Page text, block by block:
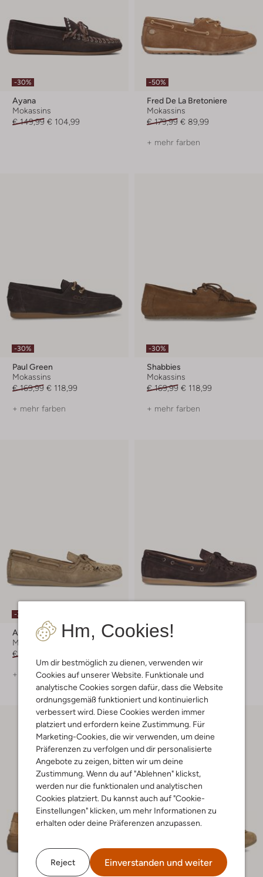
Hm, Cookies!
Um dir bestmöglich zu dienen, verwenden wir
Cookies auf unserer Website. Funktionale und
analytische Cookies sorgen dafür, dass die Website
ordnungsgemäß funktioniert und kontinuierlich
verbessert wird. Diese Cookies werden immer
platziert und erfordern keine Zustimmung. Für
Marketing-Cookies, die wir verwenden, um deine
Präferenzen zu verfolgen und dir personalisierte
Angebote zu zeigen, bitten wir um deine
Zustimmung. Wenn du auf "Ablehnen" klickst,
werden nur die funktionalen und analytischen
Cookies platziert. Du kannst auch auf "Cookie-
Einstellungen" klicken, um mehr Informationen zu
erhalten oder deine Präferenzen anzupassen.
Reject Einverstanden und weiter
-30%
Ayana
Mokassins
€ 149,99 € 104,99
-50%
Fred De La Bretoniere
Mokassins
€ 179,99 € 89,99
+ mehr farben
-30%
Paul Green
Mokassins
€ 169,99 € 118,99
+ mehr farben
-30%
Shabbies
Mokassins
€ 169,99 € 118,99
+ mehr farben
-30%
Ayana
Mokassins
€ 139,99
+ mehr farben
Ayana
+ mehr farben